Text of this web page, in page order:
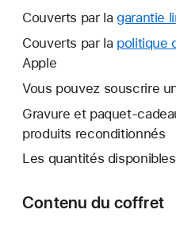
Couverts par la garantie
Couverts par la politique
Apple
Vous pouvez souscrire
Gravure et paquet-
produits reconditionnés
Les quantités
Contenu du coffret